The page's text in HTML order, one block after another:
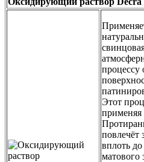
процессу
Этот
повлечёт
вплоть
матового